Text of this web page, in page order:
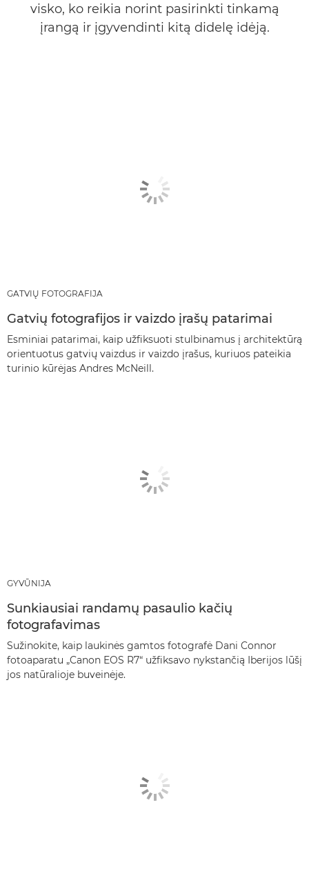
visko, ko reikia norint pasirinkti tinkamą
įrangą ir įgyvendinti kitą didelę idėją.
GATVIŲ FOTOGRAFIJA
Gatvių fotografijos ir vaizdo įrašų patarimai
Esminiai patarimai, kaip užfiksuoti stulbinamus į architektūrą
orientuotus gatvių vaizdus ir vaizdo įrašus, kuriuos pateikia
turinio kūrėjas Andres McNeill.
GYVŪNIJA
Sunkiausiai randamų pasaulio kačių
fotografavimas
Sužinokite, kaip laukinės gamtos fotografė Dani Connor
fotoaparatu „Canon EOS R7“ užfiksavo nykstančią Iberijos lūšį
jos natūralioje buveinėje.